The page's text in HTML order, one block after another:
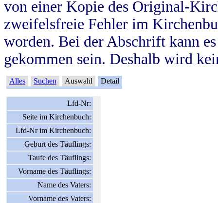
von einer Kopie des Original-
zweifelsfreie Fehler im
worden. Bei der Abschrift kann
gekommen sein. Deshalb wird
Alles Suchen Auswahl Detail
Lfd-Nr:
Seite im Kirchenbuch:
Lfd-Nr im Kirchenbuch:
Geburt des Täuflings:
Taufe des Täuflings:
Vorname des Täuflings:
Name des Vaters:
Vorname des Vaters: